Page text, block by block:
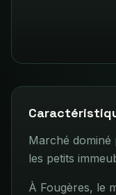
Marché dominé
les petits
À Fougères, le